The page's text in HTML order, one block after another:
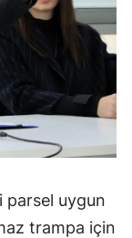
parsel uygun
trampa için